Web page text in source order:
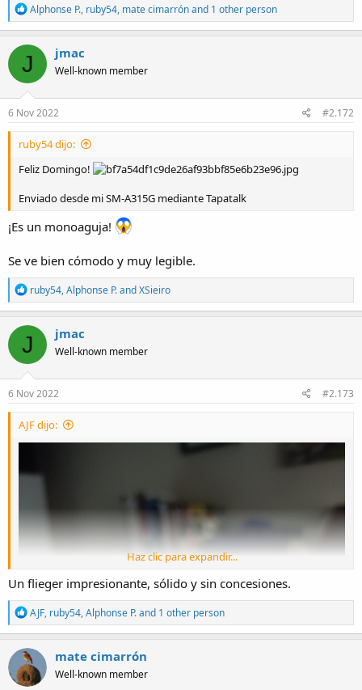
R
e
a
c
t
i
o
n
s
Alphonse P., ruby54, mate cimarrónand 1 other person
J jmac
Well-known member
6 Nov 2022 #2.172
ruby54 dijo:
Feliz Domingo!
Enviado desde mi SM-A315G mediante Tapatalk
¡Es un monoaguja!
Se ve bien cómodo y muy legible.
R
e
a
c
t
i
o
n
s
ruby54,Alphonse P.andXSieiro
J jmac
Well-known member
6 Nov 2022 #2.173
AJF dijo:
Haz clic para expandir...
Un flieger impresionante, sólido y sin concesiones.
R
e
a
c
t
i
AJF, ruby54,Alphonse P.and 1 other person
mate cimarrón
Well-known member